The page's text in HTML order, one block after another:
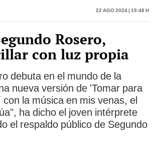
22 Ago 2024 | 19:48 h
Rosero,
con luz propia
debuta en el mundo de la
nueva versión de 'Tomar para
la música en mis venas, el
ha dicho el joven intérprete
el respaldo público de Segundo